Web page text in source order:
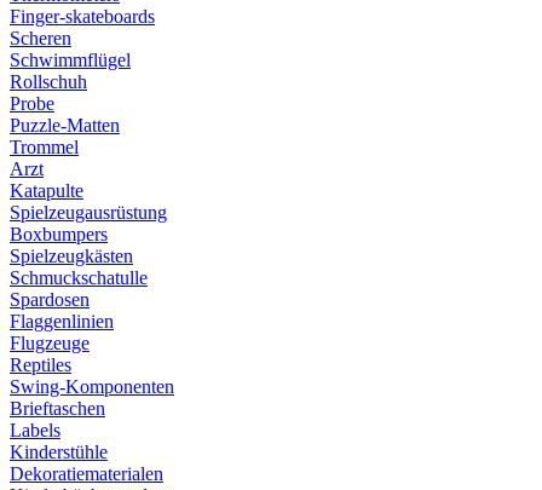
Finger-skateboards
Scheren
Schwimmflügel
Rollschuh
Probe
Puzzle-Matten
Trommel
Arzt
Katapulte
Spielzeugausrüstung
Boxbumpers
Spielzeugkästen
Schmuckschatulle
Spardosen
Flaggenlinien
Flugzeuge
Reptiles
Swing-Komponenten
Brieftaschen
Labels
Kinderstühle
Dekoratiematerialen